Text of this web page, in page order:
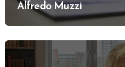
Alfredo Muzzi